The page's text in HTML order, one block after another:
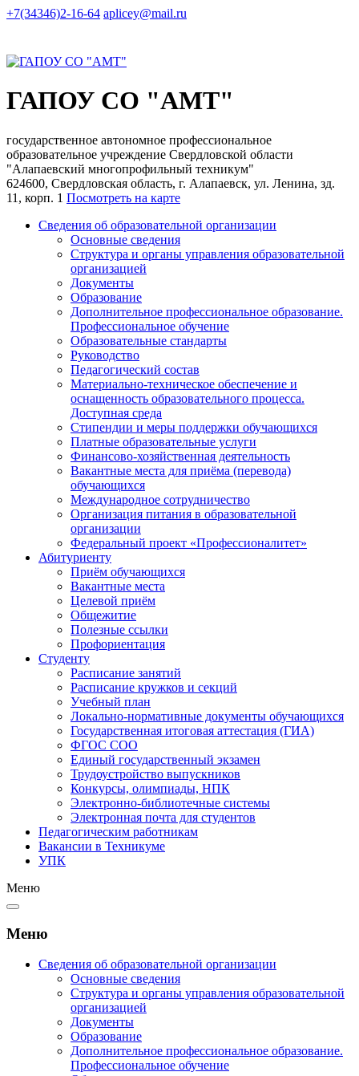
+7(34346)2-16-64 aplicey@mail.ru
ГАПОУ СО "АМТ"
государственное автономное профессиональное
образовательное учреждение Свердловской области
"Алапаевский многопрофильный техникум"
624600, Свердловская область, г. Алапаевск, ул. Ленина, зд.
11, корп. 1 Посмотреть на карте
Сведения об образовательной организации
Основные сведения
Структура и органы управления образовательной
организацией
Документы
Образование
Дополнительное профессиональное образование.
Профессиональное обучение
Образовательные стандарты
Руководство
Педагогический состав
Материально-техническое обеспечение и
оснащенность образовательного процесса.
Доступная среда
Стипендии и меры поддержки обучающихся
Платные образовательные услуги
Финансово-хозяйственная деятельность
Вакантные места для приёма (перевода)
обучающихся
Международное сотрудничество
Организация питания в образовательной
организации
Федеральный проект «Профессионалитет»
Абитуриенту
Приём обучающихся
Вакантные места
Целевой приём
Общежитие
Полезные ссылки
Профориентация
Студенту
Расписание занятий
Расписание кружков и секций
Учебный план
Локально-нормативные документы обучающихся
Государственная итоговая аттестация (ГИА)
ФГОС СОО
Единый государственный экзамен
Трудоустройство выпускников
Конкурсы, олимпиады, НПК
Электронно-библиотечные системы
Электронная почта для студентов
Педагогическим работникам
Вакансии в Техникуме
УПК
Меню
Меню
Сведения об образовательной организации
Основные сведения
Структура и органы управления образовательной
организацией
Документы
Образование
Дополнительное профессиональное образование.
Профессиональное обучение